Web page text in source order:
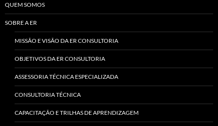
QUEM SOMOS
SOBRE A ER
MISSÃO E VISÃO DA ER CONSULTORIA
OBJETIVOS DA ER CONSULTORIA
ASSESSORIA TÉCNICA ESPECIALIZADA
CONSULTORIA TÉCNICA
CAPACITAÇÃO E TRILHAS DE APRENDIZAGEM